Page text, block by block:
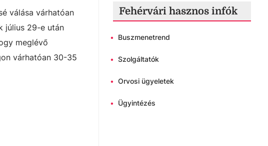
válása várhatóan
július 29-e után
meglévő
várhatóan 30-35
Fehérvári hasznos infók
• Buszmenetrend
• Szolgáltatók
• Orvosi ügyeletek
• Ügyintézés